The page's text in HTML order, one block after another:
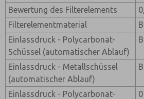
Bewertung des Filterelements
Filterelementmaterial
Einlassdruck - Polycarbonat-
Schüssel (automatischer Ablauf)
Einlassdruck - Metallschüssel
(automatischer Ablauf)
Einlassdruck - Polycarbonat-